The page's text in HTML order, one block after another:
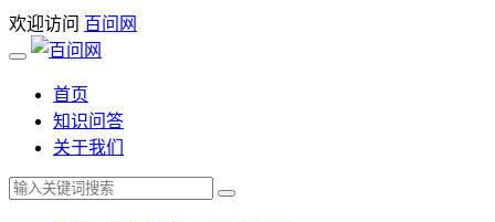
欢迎访问 百问网
首页
知识问答
关于我们